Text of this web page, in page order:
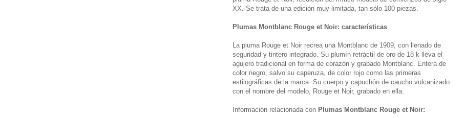
XX. Se trata de una edición muy limitada, tan sólo 100 piezas.
Plumas Montblanc Rouge et Noir: características
La pluma Rouge et Noir recrea una Montblanc de 1909, con llenado de
seguridad y tintero integrado. Su plumín retráctil de oro de 18 k lleva el
agujero tradicional en forma de corazón y grabado Montblanc. Entera de
color negro, salvo su caperuza, de color rojo como las primeras
estilográficas de la marca. Su cuerpo y capuchón de caucho vulcanizado
con el nombre del modelo, Rouge et Noir, grabado en ella.
Información relacionada con Plumas Montblanc Rouge et Noir: